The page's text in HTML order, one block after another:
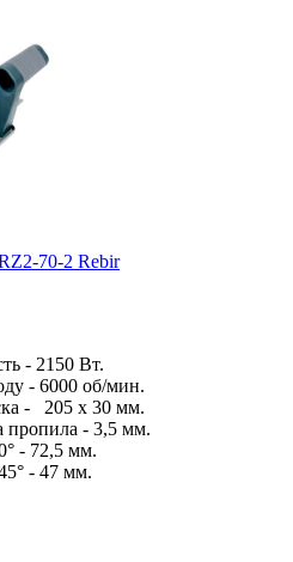
70-2 Rebir
- 2150 Вт.
- 6000 об/мин.
- 205 х 30 мм.
пропила - 3,5 мм.
- 72,5 мм.
- 47 мм.